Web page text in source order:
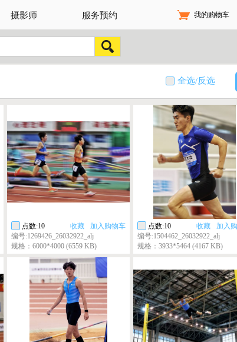
摄影师 服务预约 我的购物车
全选/反选
收藏 加入购物车
点数:10
编号:1269426_26032922_alj
规格：6000*4000 (6559 KB)
收藏 加入
点数:10
编号:1504462_26032922_alj
规格：3933*5464 (4167 KB)